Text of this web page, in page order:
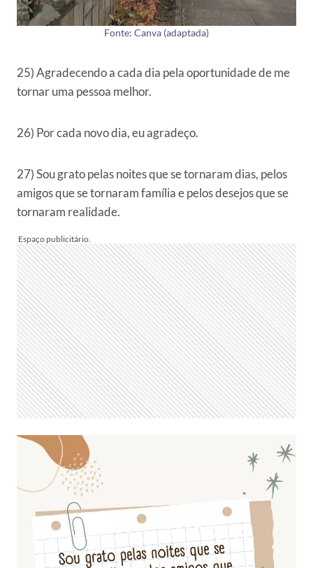
Fonte: Canva (adaptada)
25) Agradecendo a cada dia pela oportunidade de me
tornar uma pessoa melhor.
26) Por cada novo dia, eu agradeço.
27) Sou grato pelas noites que se tornaram dias, pelos
amigos que se tornaram família e pelos desejos que se
tornaram realidade.